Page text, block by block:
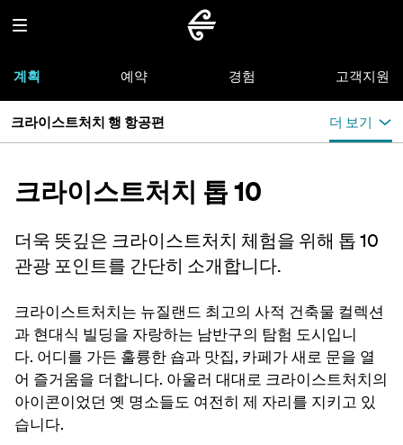
계획 예약 경험 고객지원
크라이스트처치 행 항공편 더 보기
크라이스트처치 톱 10
더욱 뜻깊은 크라이스트처치 체험을 위해 톱 10
관광 포인트를 간단히 소개합니다.
크라이스트처치는 뉴질랜드 최고의 사적 건축물 컬렉션
과 현대식 빌딩을 자랑하는 남반구의 탐험 도시입니
다. 어디를 가든 훌륭한 숍과 맛집, 카페가 새로 문을 열
어 즐거움을 더합니다. 아울러 대대로 크라이스트처치의
아이콘이었던 옛 명소들도 여전히 제 자리를 지키고 있
습니다.